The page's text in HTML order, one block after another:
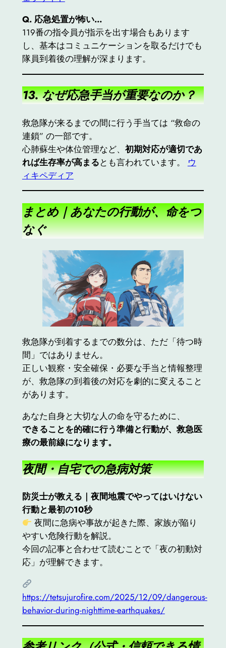
Q. 応急処置が怖い…
119番の指令員が指示を出す場合もあります
し、基本はコミュニケーションを取るだけでも
隊員到着後の理解が深まります。
13. なぜ応急手当が重要なのか？
救急隊が来るまでの間に行う手当ては “救命の
連鎖” の一部です。
心肺蘇生や体位管理など、 初期対応が適切であ
れば生存率が高まるとも言われています。 ウ
ィキペディア
まとめ｜あなたの行動が、命をつ
なぐ
救急隊が到着するまでの数分は、ただ「待つ時
間」ではありません。
正しい観察・安全確保・必要な手当と情報整理
が、救急隊の到着後の対応を劇的に変えること
があります。
あなた自身と大切な人の命を守るために、
できることを的確に行う準備と行動が、救急医
療の最前線になります。
夜間・自宅での急病対策
防災士が教える｜夜間地震でやってはいけない
行動と最初の10秒
夜間に急病や事故が起きた際、家族が陥り
やすい危険行動を解説。
今回の記事と合わせて読むことで「夜の初動対
応」が理解できます。
https://tetsujurofire.com/2025/12/09/dangerous-
behavior-during-nighttime-earthquakes/